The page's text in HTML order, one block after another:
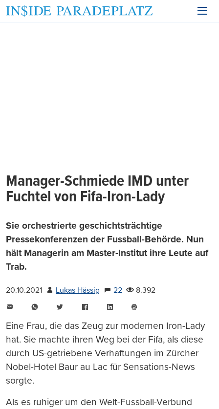
Manager-Schmiede IMD unter
Fuchtel von Fifa-Iron-Lady
Sie orchestrierte geschichtsträchtige
Pressekonferenzen der Fussball-Behörde. Nun
hält Managerin am Master-Institut ihre Leute auf
Trab.
20.10.2021 Lukas Hässig 22
8.392
WhatsAppTwitter FacebookLinkedIn
drucken
Eine Frau, die das Zeug zur modernen Iron-Lady
hat. Sie machte ihren Weg bei der Fifa, als diese
durch US-getriebene Verhaftungen im Zürcher
Nobel-Hotel Baur au Lac für Sensations-News
sorgte.
Als es ruhiger um den Welt-Fussball-Verbund